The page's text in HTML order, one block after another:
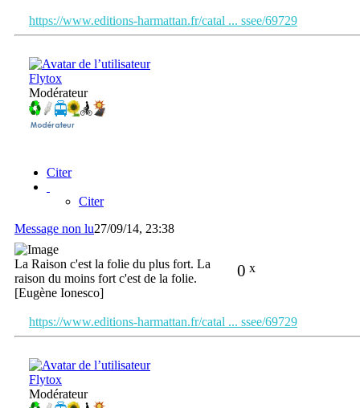
https://www.editions-harmattan.fr/catal ... ssee/69729
Flytox
Modérateur
Citer
Citer
Message non lu27/09/14, 23:38
0 x
La Raison c'est la folie du plus fort. La
raison du moins fort c'est de la folie.
[Eugène Ionesco]
https://www.editions-harmattan.fr/catal ... ssee/69729
Flytox
Modérateur